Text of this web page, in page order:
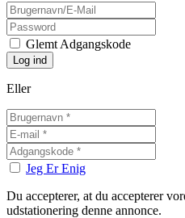
Glemt Adgangskode
Eller
Jeg Er Enig
Du accepterer, at du accepterer
udstationering denne annonce.